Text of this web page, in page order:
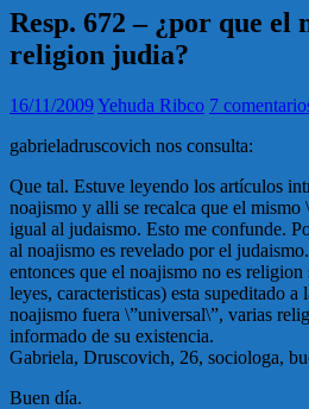
Resp. 672 – ¿por que el
religion judia?
16/11/2009Yehuda Ribco 7
gabrieladruscovich nos consulta:
Que tal. Estuve leyendo los artículos
noajismo y alli se recalca que el mismo
igual al judaismo. Esto me confunde.
al noajismo es revelado por el
entonces que el noajismo no es religion
leyes, caracteristicas) esta supeditado
noajismo fuera \”universal\”, varias
informado de su existencia.
Gabriela, Druscovich, 26, sociologa,
Buen día.